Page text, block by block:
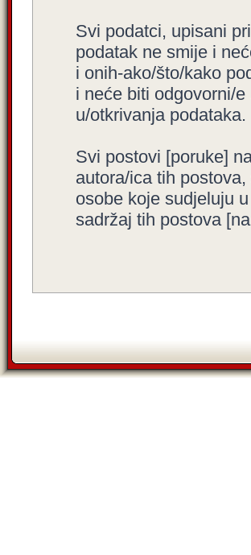
Svi podatci, upisani
podatak ne smije i
i onih-ako/što/kako
i neće biti odgovorni/
u/otkrivanja podataka.
Svi postovi [poruke]
autora/ica tih
osobe koje sudjeluju
sadržaj tih postova